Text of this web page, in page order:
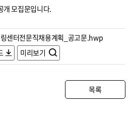
개 모집문입니다.
센터전문직채용계획_공고문.hwp
미리보기
목록